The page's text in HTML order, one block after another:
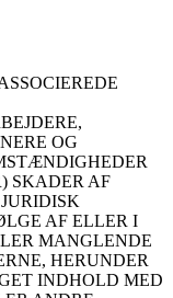
OG
SKADER AF
AF ELLER I
MANGLENDE
HERUNDER
INDHOLD MED